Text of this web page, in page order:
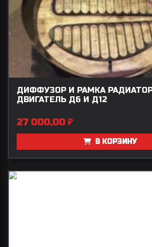
ДИФФУЗОР И РАМКА
ДВИГАТЕЛЬ Д6 И Д12
27 000,00 ₽
В КОРЗИНУ